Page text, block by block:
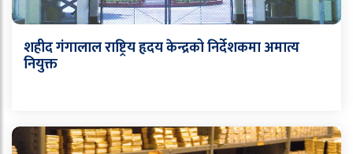
शहीद गंगालाल राष्ट्रिय हृदय केन्द्रको निर्देशकमा अमात्य
नियुक्त